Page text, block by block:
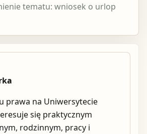
tematu: wniosek o urlop
prawa na Uniwersytecie
się praktycznym
rodzinnym, pracy i